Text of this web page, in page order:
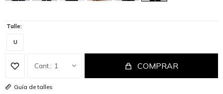
Talle:
U
1 COMPRAR
Guía de talles